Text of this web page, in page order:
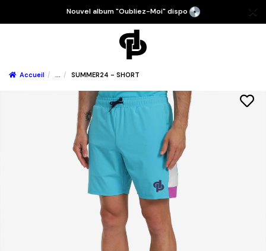
Nouvel album "Oubliez-Moi" dispo
Accueil ... SUMMER24 - SHORT